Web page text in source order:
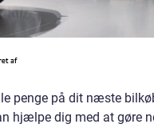
penge på dit næste
hjælpe dig med at gøre